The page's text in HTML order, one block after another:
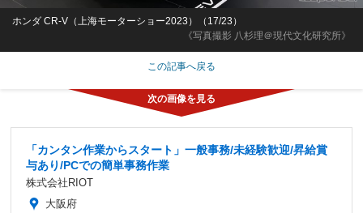
《写真撮影 八杉理＠現代文化研究所》
ホンダ CR-V（上海モーターショー2023）（17/23）
この記事へ戻る
「カンタン作業からスタート」一般事務/未経験歓迎/昇給賞
与あり/PCでの簡単事務作業
株式会社RIOT
大阪府